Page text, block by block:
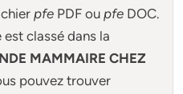
pfe PDF oupfe DOC.
classé dans la
MAMMAIRE CHEZ
pouvez trouver